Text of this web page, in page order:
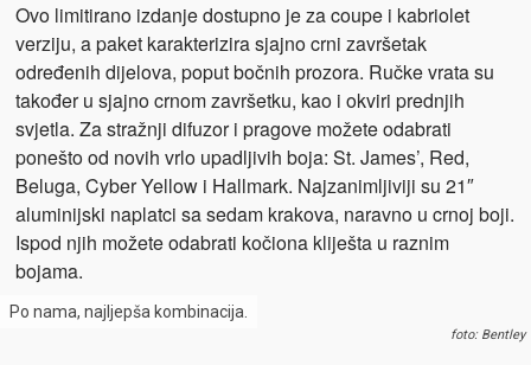
Ovo limitirano izdanje dostupno je za coupe i kabriolet
verziju, a paket karakterizira sjajno crni završetak
određenih dijelova, poput bočnih prozora. Ručke vrata su
također u sjajno crnom završetku, kao i okviri prednjih
svjetla. Za stražnji difuzor i pragove možete odabrati
ponešto od novih vrlo upadljivih boja: St. James’, Red,
Beluga, Cyber Yellow i Hallmark. Najzanimljiviji su 21″
aluminijski naplatci sa sedam krakova, naravno u crnoj boji.
Ispod njih možete odabrati kočiona kliješta u raznim
bojama.
Po nama, najljepša kombinacija.
foto: Bentley